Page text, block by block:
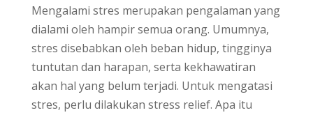
Mengalami stres merupakan pengalaman yang
dialami oleh hampir semua orang. Umumnya,
stres disebabkan oleh beban hidup, tingginya
tuntutan dan harapan, serta kekhawatiran
akan hal yang belum terjadi. Untuk mengatasi
stres, perlu dilakukan stress relief. Apa itu